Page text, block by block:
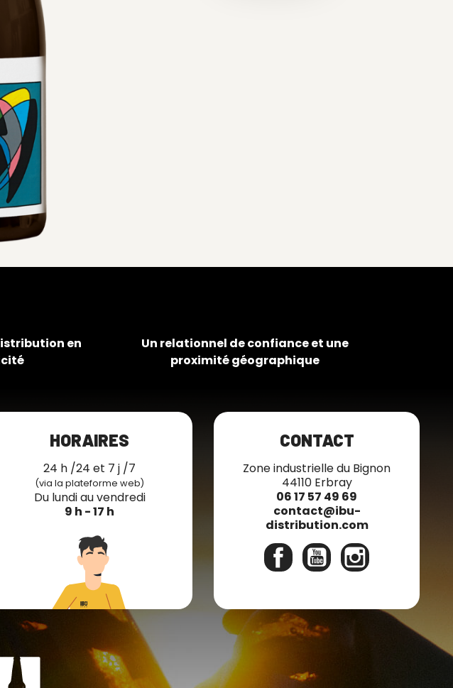
en
Un relationnel de confiance et une
proximité géographique
HORAIRES
24 h /24 et 7 j /7
(via la plateforme web)
Du lundi au vendredi
9 h - 17 h
CONTACT
Zone industrielle du Bignon
44110 Erbray
06 17 57 49 69
contact@ibu-
distribution.com
Facebook YouTube